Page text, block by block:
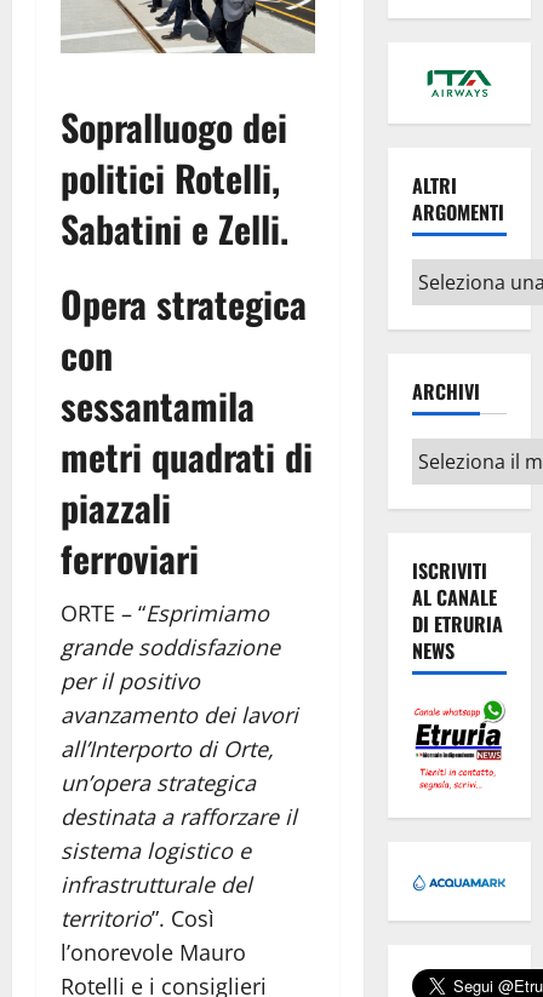
Sopralluogo dei
politici Rotelli,
Sabatini e Zelli.
Opera strategica
con
sessantamila
metri quadrati di
piazzali
ferroviari
ORTE – “Esprimiamo
grande soddisfazione
per il positivo
avanzamento dei lavori
all’Interporto di Orte,
un’opera strategica
destinata a rafforzare il
sistema logistico e
infrastrutturale del
territorio”. Così
l’onorevole Mauro
Rotelli e i consiglieri
ALTRI
ARGOMENTI
Altri
argomenti
ARCHIVI
Archivi
ISCRIVITI
AL CANALE
DI ETRURIA
NEWS